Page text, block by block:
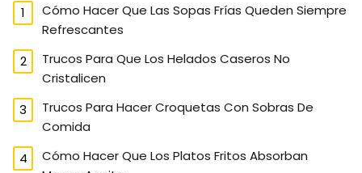
Cómo Hacer Que Las Sopas Frías Queden Siempre
Refrescantes
Trucos Para Que Los Helados Caseros No
Cristalicen
Trucos Para Hacer Croquetas Con Sobras De
Comida
Cómo Hacer Que Los Platos Fritos Absorban